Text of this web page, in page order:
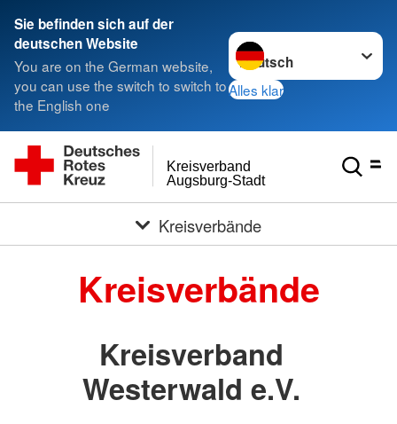
Sie befinden sich auf der
deutschen Website
You are on the German website,
you can use the switch to switch to
the English one
Sprache wechseln zu
Alles klar
Augsburg-Stadt
Kreisverband
Kreisverbände
Kreisverbände
Kreisverband
Westerwald e.V.